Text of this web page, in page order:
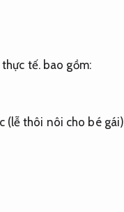
thực tế.bao gồm:
(lễ thôi nôi cho bé gái)